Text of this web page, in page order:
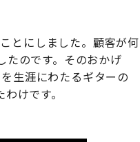
とにしました。顧客が何
たのです。そのおかげ
生涯にわたるギターの
けです。